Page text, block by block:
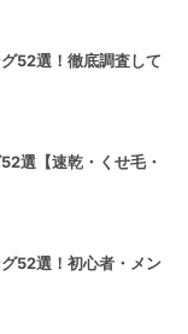
52選！徹底調査して
選【速乾・くせ毛・
52選！初心者・メン